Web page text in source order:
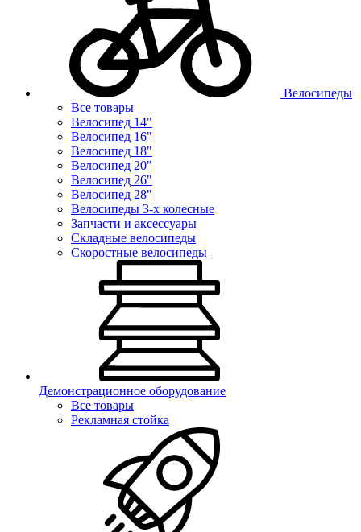
Велосипеды
Все товары
Велосипед 14"
Велосипед 16"
Велосипед 18"
Велосипед 20"
Велосипед 26"
Велосипед 28"
Велосипеды 3-х колесные
Запчасти и аксессуары
Складные велосипеды
Скоростные велосипеды
Демонстрационное оборудование
Все товары
Рекламная стойка